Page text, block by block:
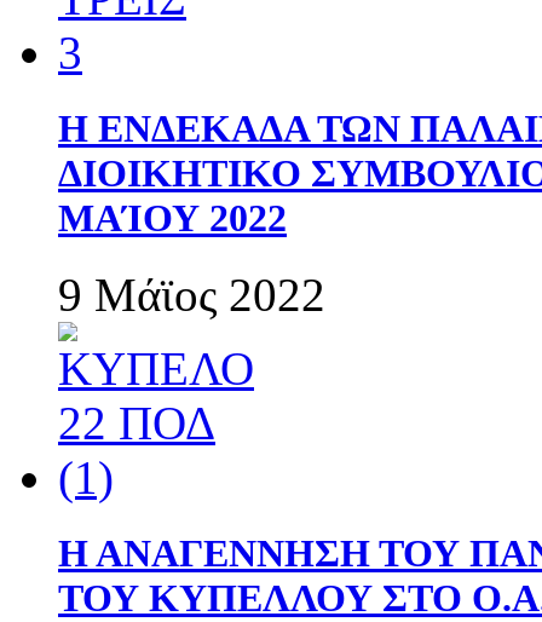
Η ΕΝΔΕΚΑΔΑ ΤΩΝ
ΔΙΟΙΚΗΤΙΚΟ
ΜΑΊΟΥ 2022
9 Μάϊος 2022
Η ΑΝΑΓΕΝΝΗΣΗ ΤΟΥ
ΤΟΥ ΚΥΠΕΛΛΟΥ ΣΤΟ